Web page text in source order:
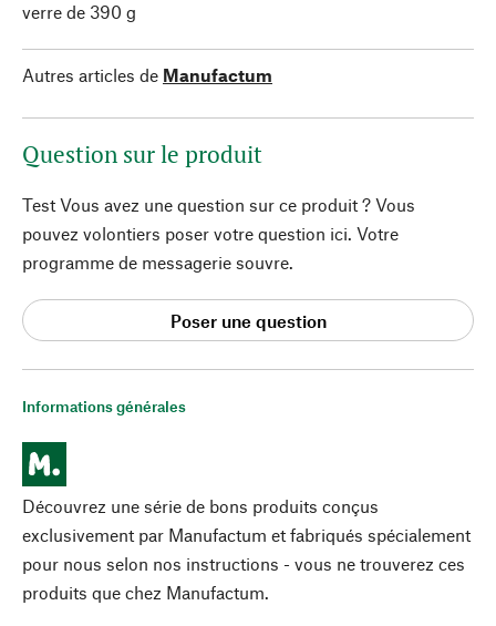
Informations générales
Découvrez une série de bons produits conçus
exclusivement par Manufactum et fabriqués spécialement
pour nous selon nos instructions - vous ne trouverez ces
produits que chez Manufactum.
verre de 390 g
Autres articles de Manufactum
Question sur le produit
Test Vous avez une question sur ce produit ? Vous
pouvez volontiers poser votre question ici. Votre
programme de messagerie souvre.
Poser une question